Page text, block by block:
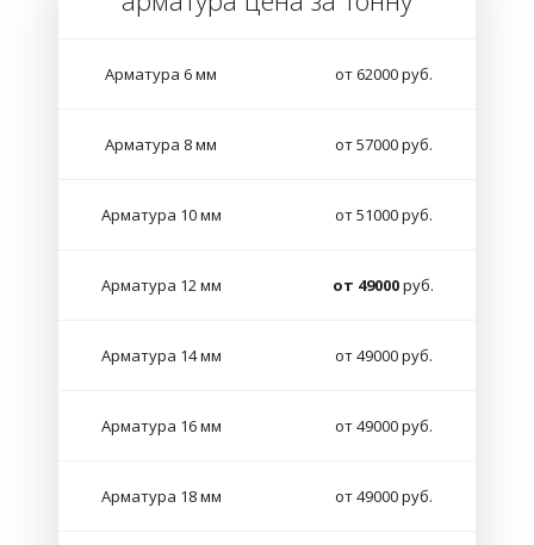
Арматура 6 мм от 62000 руб.
Арматура 8 мм от 57000 руб.
Арматура 10 мм от 51000 руб.
Арматура 12 мм от 49000руб.
Арматура 14 мм от 49000 руб.
Арматура 16 мм от 49000 руб.
Арматура 18 мм от 49000 руб.